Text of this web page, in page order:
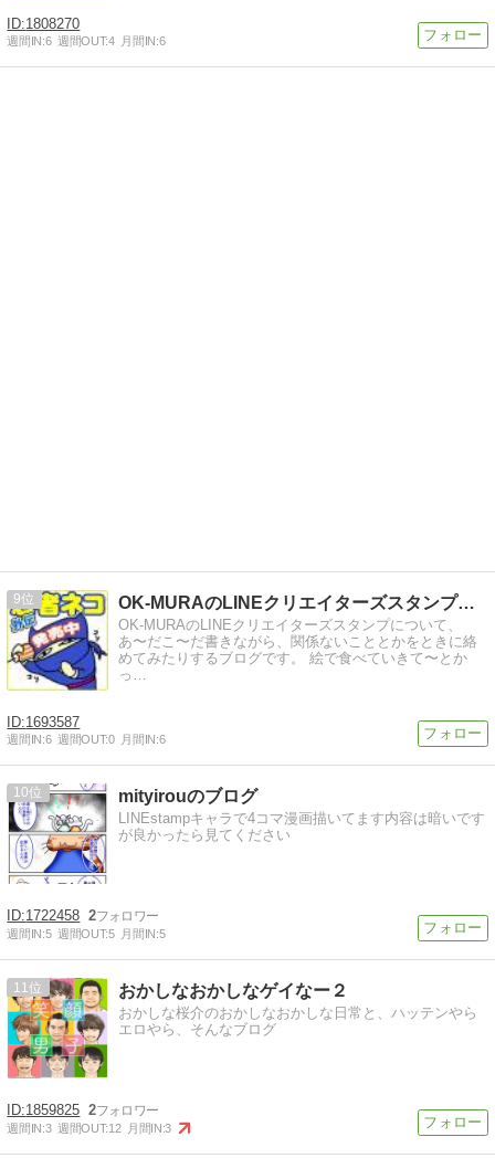
1808270
週間IN:6 週間OUT:4 月間IN:6
9 OK-MURAのLINEクリエイターズスタンプ道（みち）〜
OK-MURAのLINEクリエイターズスタンプについて、
あ〜だこ〜だ書きながら、関係ないこととかをときに絡
めてみたりするブログです。 絵で食べていきて〜とか
っ…
1693587
週間IN:6 週間OUT:0 月間IN:6
10 mityirouのブログ
LINEstampキャラで4コマ漫画描いてます内容は暗いです
が良かったら見てください
1722458 2
週間IN:5 週間OUT:5 月間IN:5
11 おかしなおかしなゲイなー２
おかしな桜介のおかしなおかしな日常と、ハッテンやら
エロやら、そんなブログ
1859825 2
週間IN:3 週間OUT:12 月間IN:3